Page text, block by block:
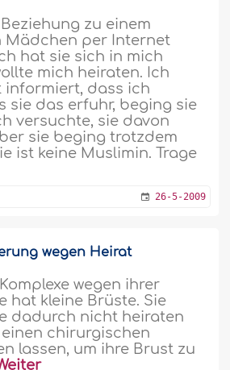
zu einem
Mädchen per Internet
hat sie sich in mich
mich heiraten. Ich
informiert, dass ich
sie das erfuhr, beging sie
versuchte, sie davon
sie beging trotzdem
ist keine Muslimin. Trage
26-5-2009
wegen Heirat
wegen ihrer
hat kleine Brüste. Sie
dadurch nicht heiraten
einen chirurgischen
lassen, um ihre Brust zu